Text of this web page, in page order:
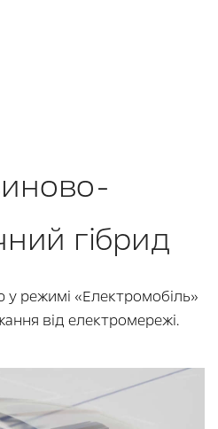
гібрид
режимі «Електромобіль»
від електромережі.